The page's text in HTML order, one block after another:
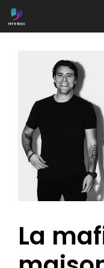
Aller
au
La